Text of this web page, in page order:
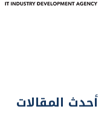
أحدث المقالات